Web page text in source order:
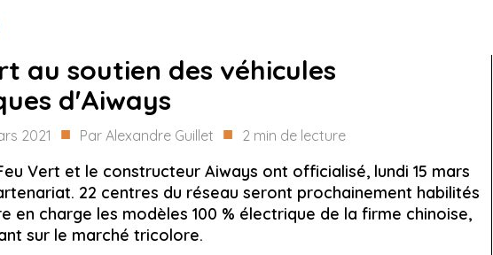
au soutien des véhicules
d'Aiways
2021 ■ Par Alexandre Guillet ■ 2 min de lecture
Vert et le constructeur Aiways ont officialisé, lundi 15 mars
22 centres du réseau seront prochainement habilités
en charge les modèles 100 % électrique de la firme chinoise,
sur le marché tricolore.